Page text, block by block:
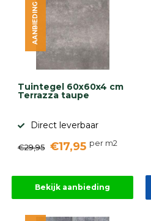
Tuintegel 60x60x4 cm
Terrazza taupe
Direct leverbaar
€29,95 €17,95 per m2
AANBIEDING
Bekijk aanbieding